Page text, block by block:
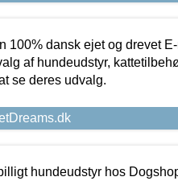
100% dansk ejet og drevet
af hundeudstyr,
se deres udvalg.
hundeudstyr hos